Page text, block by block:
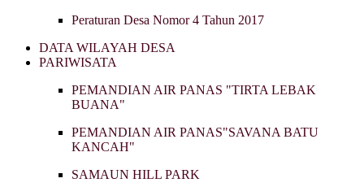
Peraturan Desa Nomor 4 Tahun 2017
DATA WILAYAH DESA
PARIWISATA
PEMANDIAN AIR PANAS "TIRTA LEBAK
BUANA"
PEMANDIAN AIR PANAS"SAVANA BATU
KANCAH"
SAMAUN HILL PARK